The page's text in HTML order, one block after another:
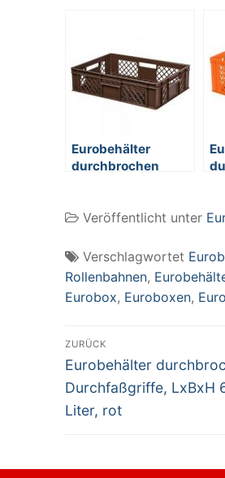
Eurobehälter
durchbrochen
LxBxH 600 x 400 x
braun
Veröffentlicht unter
Verschlagwortet
Rollenbahnen,
Eurobox, Euroboxen,
ZURÜCK
Vorheriger
Beitrag:
Eurobehälter
Durchfaßgriffe, LxBxH
Liter, rot